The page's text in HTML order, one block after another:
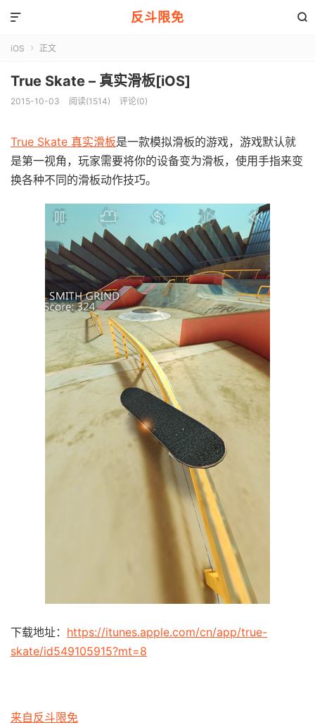
反斗限免 

iOS  正文
True Skate – 真实滑板[iOS]
2015-10-03 阅读(1514) 评论(0)
True Skate 真实滑板是一款模拟滑板的游戏，游戏默认就
是第一视角，玩家需要将你的设备变为滑板，使用手指来变
换各种不同的滑板动作技巧。
下载地址： https://itunes.apple.com/cn/app/true-
skate/id549105915?mt=8
来自反斗限免